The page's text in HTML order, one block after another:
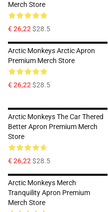
Merch Store
€ 26,22$28.5
Arctic Monkeys Arctic Apron
Premium Merch Store
€ 26,22$28.5
Arctic Monkeys The Car Thered
Better Apron Premium Merch
Store
€ 26,22$28.5
Arctic Monkeys Merch
Tranquility Apron Premium
Merch Store